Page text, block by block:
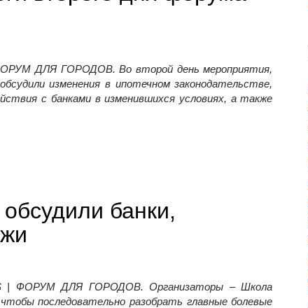
ДЛЯ ГОРОДОВ. Во второй день мероприятия,
изменения в ипотечном законодательстве,
с банками в изменившихся условиях, а также
итоги второго дня форума FOR CITIES-2026
банки,
| ФОРУМ ДЛЯ ГОРОДОВ. Организаторы – Школа
последовательно разобрать главные болевые